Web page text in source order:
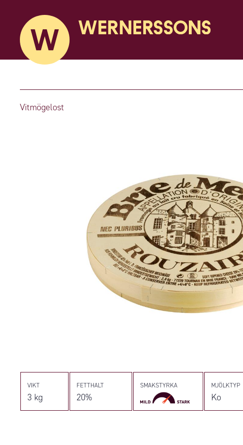
Vitmögelost
VIKT
3 kg
FETTHALT
20%
SMAKSTYRKA MJÖLKTYP
Ko